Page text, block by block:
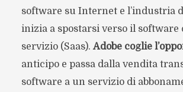
software su Internet e l’industria
inizia a spostarsi verso il software
servizio (Saas). Adobe coglie
anticipo e passa dalla vendita
software a un servizio di